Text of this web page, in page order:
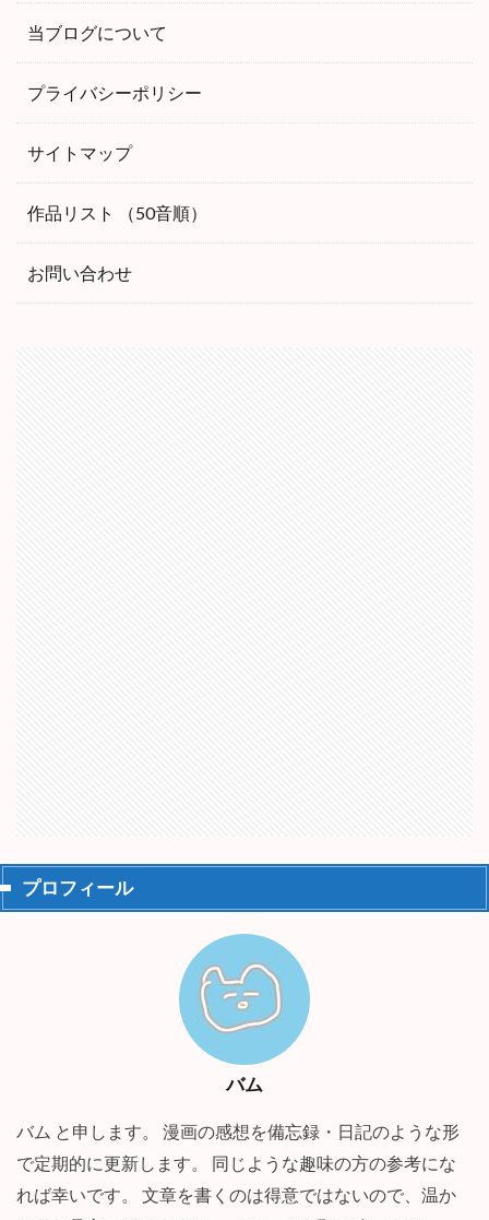
当ブログについて
プライバシーポリシー
サイトマップ
作品リスト （50音順）
お問い合わせ
プロフィール
バム
バム と申します。 漫画の感想を備忘録・日記のような形
で定期的に更新します。 同じような趣味の方の参考にな
れば幸いです。 文章を書くのは得意ではないので、温か